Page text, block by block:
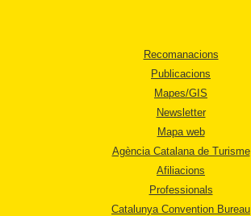
Recomanacions
Publicacions
Mapes/GIS
Newsletter
Mapa web
Agència Catalana de Turisme
Afiliacions
Professionals
Catalunya Convention Bureau